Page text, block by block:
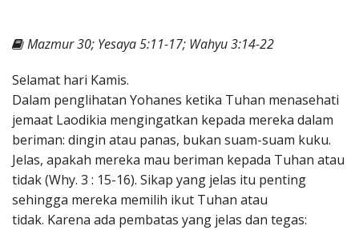
Materi
Penerbitan
Mazmur 30; Yesaya 5:11-17; Wahyu 3:14-22
Selamat hari Kamis.
Dalam penglihatan Yohanes ketika Tuhan menasehati
jemaat Laodikia mengingatkan kepada mereka dalam
beriman: dingin atau panas, bukan suam-suam kuku.
Jelas, apakah mereka mau beriman kepada Tuhan atau
tidak (Why. 3 : 15-16). Sikap yang jelas itu penting
sehingga mereka memilih ikut Tuhan atau
tidak. Karena ada pembatas yang jelas dan tegas: